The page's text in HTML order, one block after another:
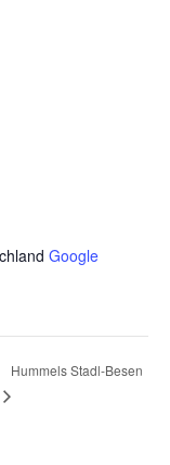
Google
Hummels Stadl-Besen